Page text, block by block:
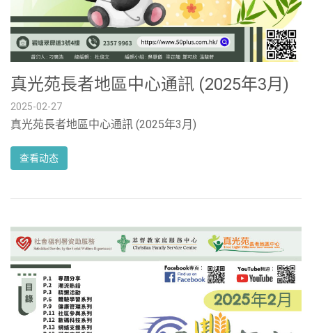
真光苑長者地區中心通訊 (2025年3月)
2025-02-27
真光苑長者地區中心通訊 (2025年3月)
查看动态